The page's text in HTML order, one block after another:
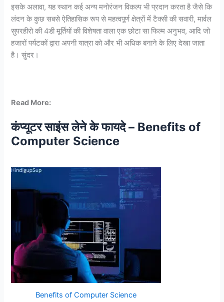
इसके अलावा, यह स्थान कई अन्य मनोरंजन विकल्प भी प्रदान करता है जैसे कि
लंदन के कुछ सबसे ऐतिहासिक रूप से महत्वपूर्ण क्षेत्रों में टैक्सी की सवारी, मार्वल
सुपरहीरो की 4डी मूर्तियों की विशेषता वाला एक छोटा सा फिल्म अनुभव, आदि जो
हजारों पर्यटकों द्वारा अपनी यात्रा को और भी अधिक बनाने के लिए देखा जाता
है। सुंदर।
Read More:
कंप्यूटर साइंस लेने के फायदे – Benefits of
Computer Science
Benefits of Computer Science